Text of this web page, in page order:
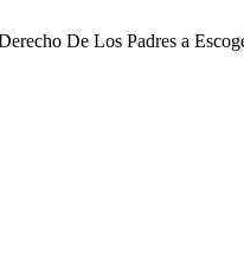
De Los Padres a